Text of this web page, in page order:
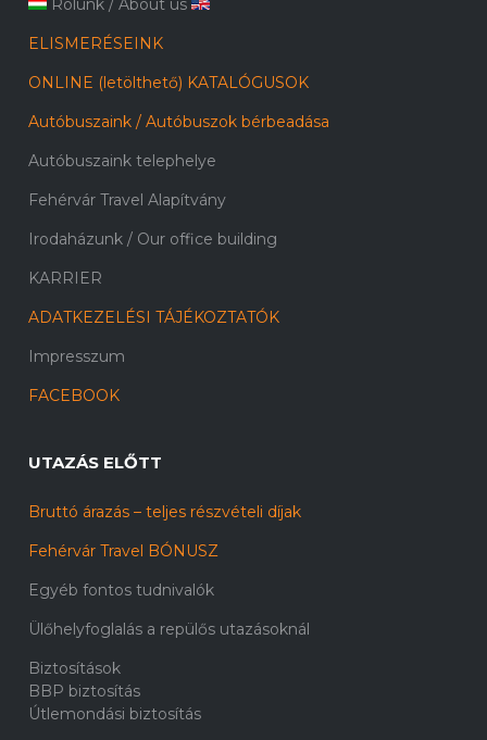
Rólunk /About us
ELISMERÉSEINK
ONLINE (letölthető) KATALÓGUSOK
Autóbuszaink / Autóbuszok bérbeadása
Autóbuszaink telephelye
Fehérvár Travel Alapítvány
Irodaházunk / Our office building
KARRIER
ADATKEZELÉSI TÁJÉKOZTATÓK
Impresszum
FACEBOOK
UTAZÁS ELŐTT
Bruttó árazás – teljes részvételi díjak
Fehérvár Travel BÓNUSZ
Egyéb fontos tudnivalók
Ülőhelyfoglalás a repülős utazásoknál
Biztosítások
BBP biztosítás
Útlemondási biztosítás